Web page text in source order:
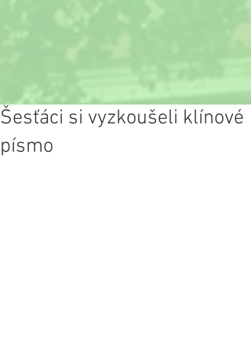
Šesťáci si vyzkoušeli klínové
písmo